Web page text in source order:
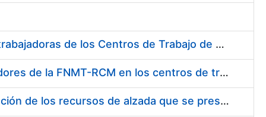
Suministro de Protectores Auditivos a medida para las personas trabajadoras de los Centros de Trabajo de Madrid y Burgos
Suministro de gafas graduadas antiproyecciones para los trabajadores de la FNMT-RCM en los centros de trabajo de Madrid y Burgos
Servicios de una empresa externa para el asesoramiento y resolución de los recursos de alzada que se presentan relacionados con procesos de selección para la FNMT-RCM